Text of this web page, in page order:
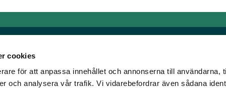
cookies
för att anpassa innehållet och annonserna till användarna,
och analysera vår trafik. Vi vidarebefordrar även sådana
Länkar